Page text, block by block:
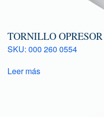
TORNILLO
SKU: 000 260 0554
Leer más